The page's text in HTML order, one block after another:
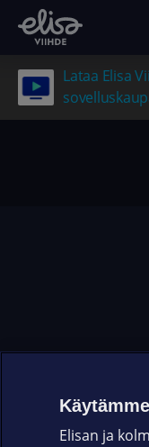
Lataa Elisa
Elisan ja